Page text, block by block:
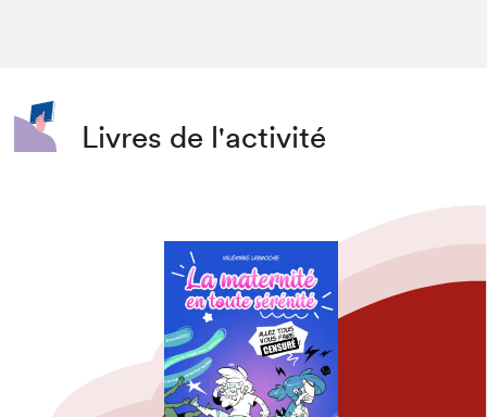
Livres de l'activité